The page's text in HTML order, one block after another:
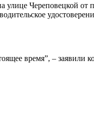
Череповецкой от
время”, – заявили